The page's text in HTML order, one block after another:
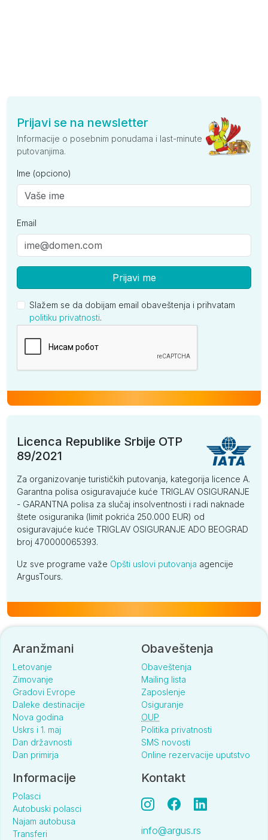
Prijavi se na newsletter
Informacije o posebnim ponudama i last-minute
putovanjima.
Ime (opciono)
Email
Prijavi me
Slažem se da dobijam email obaveštenja i prihvatam
politiku privatnosti.
Licenca Republike Srbije OTP
89/2021
Za organizovanje turističkih putovanja, kategorija licence A.
Garantna polisa osiguravajuće kuće TRIGLAV OSIGURANJE
- GARANTNA polisa za slučaj insolventnosti i radi naknade
štete osiguranika (limit pokrića 250.000 EUR) od
osiguravajuće kuće TRIGLAV OSIGURANJE ADO BEOGRAD
broj 470000065393.
Uz sve programe važe Opšti uslovi putovanja agencije
ArgusTours.
Aranžmani
Letovanje
Zimovanje
Gradovi Evrope
Daleke destinacije
Nova godina
Uskrs i 1. maj
Dan državnosti
Dan primirja
Obaveštenja
Obaveštenja
Mailing lista
Zaposlenje
Osiguranje
OUP
Politika privatnosti
SMS novosti
Online rezervacije uputstvo
Informacije
Polasci
Autobuski polasci
Najam autobusa
Transferi
Kontakt
info@argus.rs